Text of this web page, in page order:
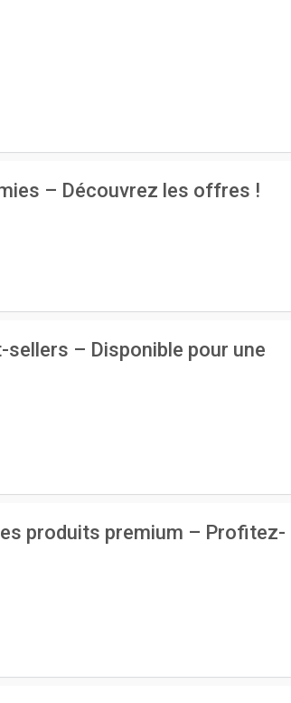
– Découvrez les offres !
– Disponible pour une
produits premium – Profitez-